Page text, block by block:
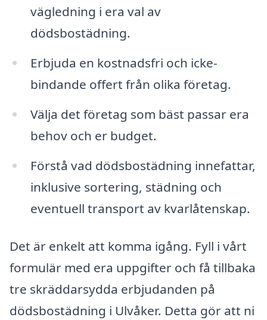
vägledning i era val av
dödsbostädning.
Erbjuda en kostnadsfri och icke-
bindande offert från olika företag.
Välja det företag som bäst passar era
behov och er budget.
Förstå vad dödsbostädning innefattar,
inklusive sortering, städning och
eventuell transport av kvarlåtenskap.
Det är enkelt att komma igång. Fyll i vårt
formulär med era uppgifter och få tillbaka
tre skräddarsydda erbjudanden på
dödsbostädning i Ulvåker. Detta gör att ni